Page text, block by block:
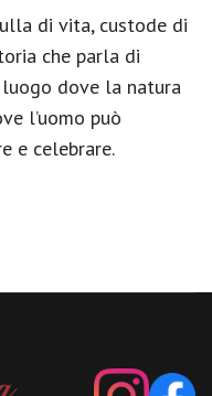
di vita, custode di
che parla di
dove la natura
l’uomo può
e celebrare.